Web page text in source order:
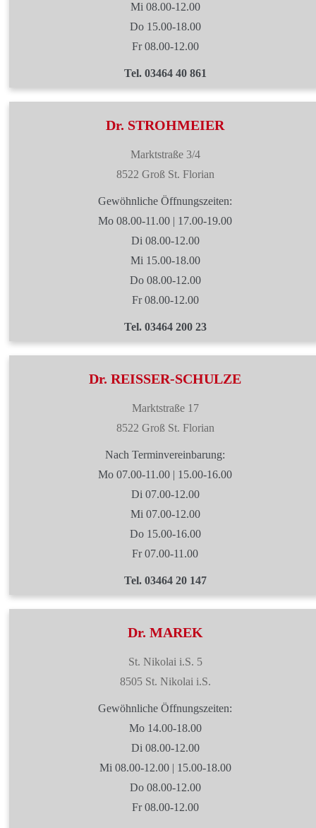
Mi 08.00-12.00
Do 15.00-18.00
Fr 08.00-12.00
Tel. 03464 40 861
Dr. STROHMEIER
Marktstraße 3/4
8522 Groß St. Florian
Gewöhnliche Öffnungszeiten:
Mo 08.00-11.00 | 17.00-19.00
Di 08.00-12.00
Mi 15.00-18.00
Do 08.00-12.00
Fr 08.00-12.00
Tel. 03464 200 23
Dr. REISSER-SCHULZE
Marktstraße 17
8522 Groß St. Florian
Nach Terminvereinbarung:
Mo 07.00-11.00 | 15.00-16.00
Di 07.00-12.00
Mi 07.00-12.00
Do 15.00-16.00
Fr 07.00-11.00
Tel. 03464 20 147
Dr. MAREK
St. Nikolai i.S. 5
8505 St. Nikolai i.S.
Gewöhnliche Öffnungszeiten:
Mo 14.00-18.00
Di 08.00-12.00
Mi 08.00-12.00 | 15.00-18.00
Do 08.00-12.00
Fr 08.00-12.00